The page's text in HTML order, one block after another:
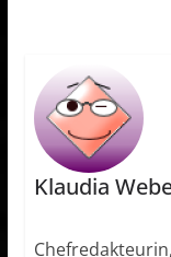
Klaudia